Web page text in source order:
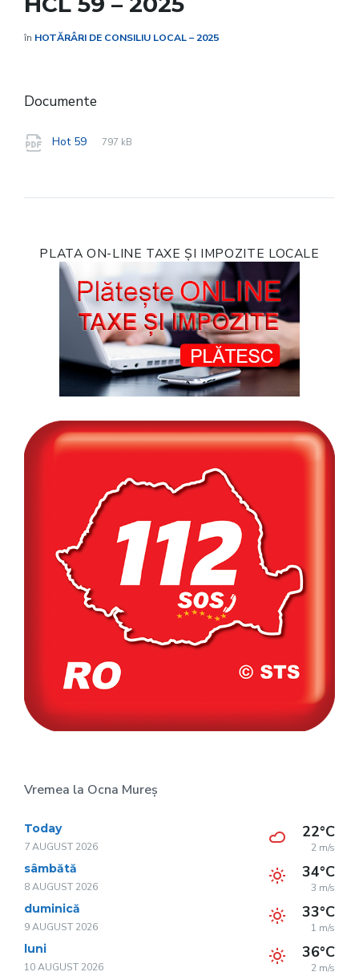
în HOTĂRÂRI DE CONSILIU LOCAL – 2025
Documente
Hot 59
File
pdf
File
797 kB
PLATA ON-LINE TAXE ȘI IMPOZITE LOCALE
Vremea la Ocna Mureș
Today
7 AUGUST 2026
22°C
2 m/s
sâmbătă
8 AUGUST 2026
34°C
3 m/s
duminică
9 AUGUST 2026
33°C
1 m/s
luni
10 AUGUST 2026
36°C
2 m/s